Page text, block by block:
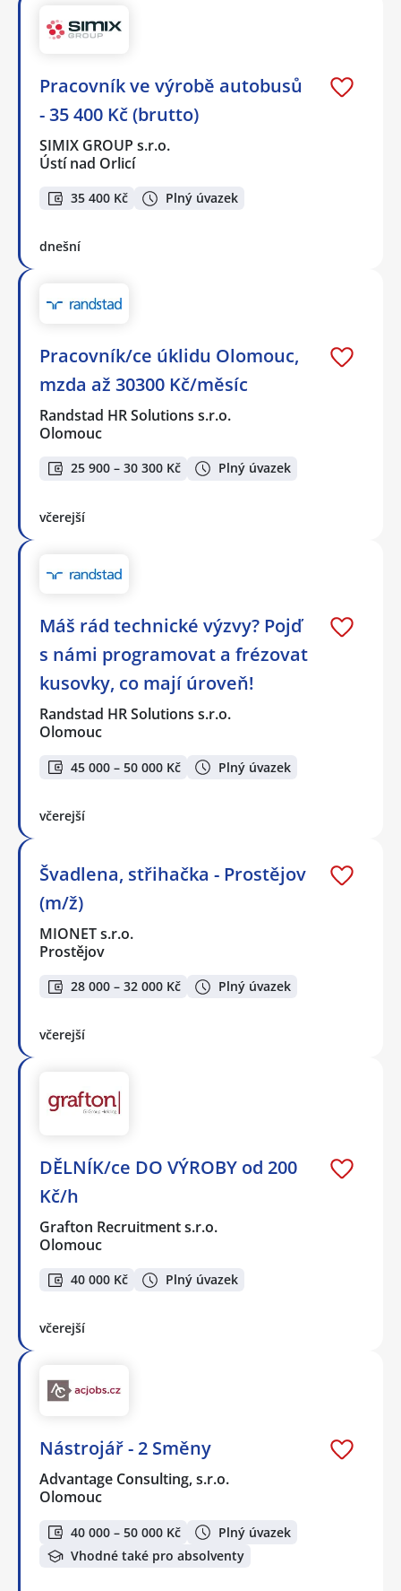
Pracovník ve výrobě autobusů
- 35 400 Kč (brutto)
SIMIX GROUP s.r.o.
Ústí nad Orlicí
35 400 Kč Plný úvazek
dnešní
Pracovník/ce úklidu Olomouc,
mzda až 30300 Kč/měsíc
Randstad HR Solutions s.r.o.
Olomouc
25 900 – 30 300 Kč Plný úvazek
včerejší
Máš rád technické výzvy? Pojď
s námi programovat a frézovat
kusovky, co mají úroveň!
Randstad HR Solutions s.r.o.
Olomouc
45 000 – 50 000 Kč Plný úvazek
včerejší
Švadlena, střihačka - Prostějov
(m/ž)
MIONET s.r.o.
Prostějov
28 000 – 32 000 Kč Plný úvazek
včerejší
DĚLNÍK/ce DO VÝROBY od 200
Kč/h
Grafton Recruitment s.r.o.
Olomouc
40 000 Kč Plný úvazek
včerejší
Nástrojář - 2 Směny
Advantage Consulting, s.r.o.
Olomouc
40 000 – 50 000 Kč
Plný úvazek
Vhodné také pro absolventy